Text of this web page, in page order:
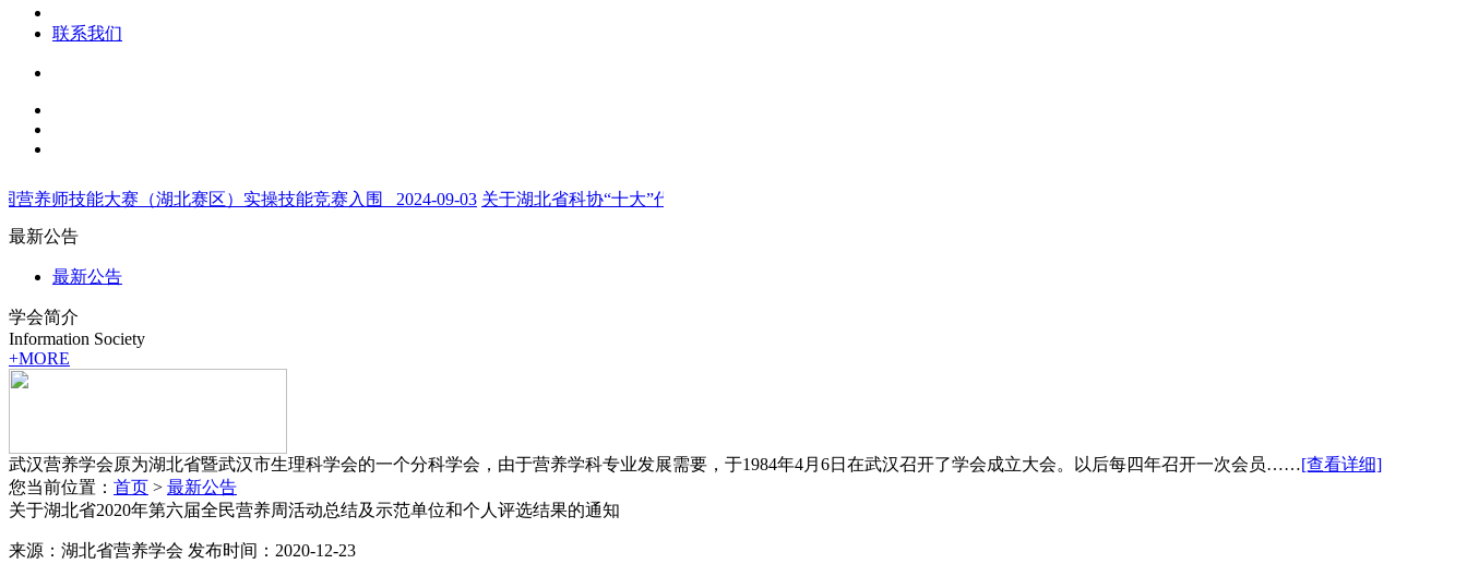
联系我们
营养师技能大赛（湖北赛区）实操技能竞赛入围 2024-09-03 关于湖北省科协“十大”代表人选的公示 2022-05-23
最新公告
最新公告
学会简介
Information Society
+MORE
武汉营养学会原为湖北省暨武汉市生理科学会的一个分科学会，由于营养学科专业发展需要，于1984年4月6日在武汉召开了学会成立大会。以后每四年召开一次会员……[查看详细]
您当前位置： 首页 > 最新公告
关于湖北省2020年第六届全民营养周活动总结及示范单位和个人评选结果的通知
来源： 湖北省营养学会 发布时间： 2020-12-23